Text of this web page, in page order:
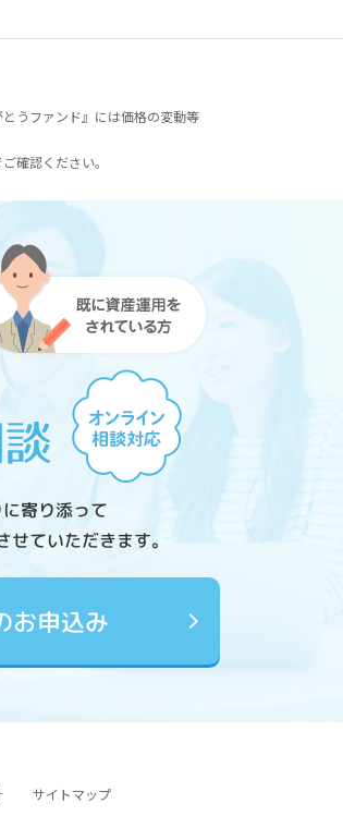
うファンド』には価格の変動等
確認ください。
寄り添って
ていただきます。
お申込み
サイトマップ